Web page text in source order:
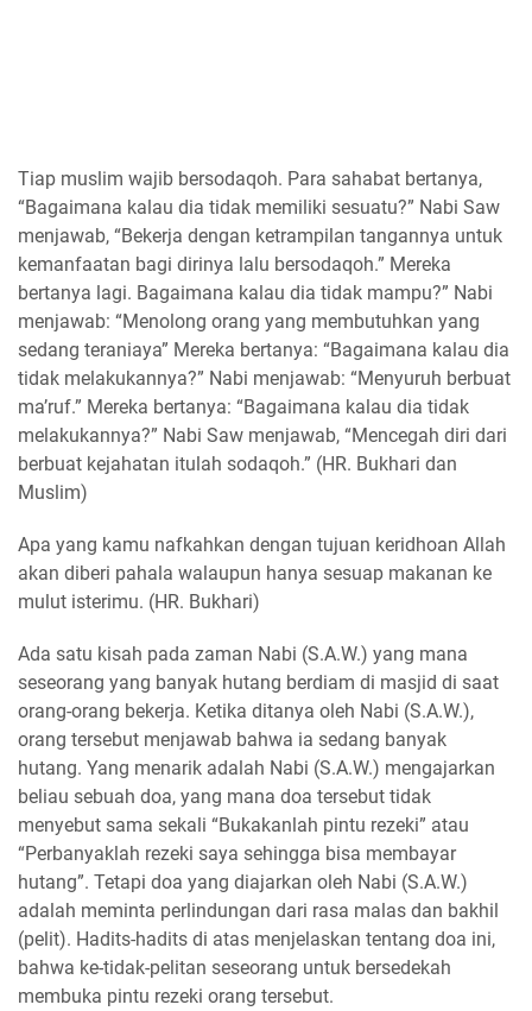
Tiap muslim wajib bersodaqoh. Para sahabat bertanya,
“Bagaimana kalau dia tidak memiliki sesuatu?” Nabi Saw
menjawab, “Bekerja dengan ketrampilan tangannya untuk
kemanfaatan bagi dirinya lalu bersodaqoh.” Mereka
bertanya lagi. Bagaimana kalau dia tidak mampu?” Nabi
menjawab: “Menolong orang yang membutuhkan yang
sedang teraniaya” Mereka bertanya: “Bagaimana kalau dia
tidak melakukannya?” Nabi menjawab: “Menyuruh berbuat
ma’ruf.” Mereka bertanya: “Bagaimana kalau dia tidak
melakukannya?” Nabi Saw menjawab, “Mencegah diri dari
berbuat kejahatan itulah sodaqoh.” (HR. Bukhari dan
Muslim)
Apa yang kamu nafkahkan dengan tujuan keridhoan Allah
akan diberi pahala walaupun hanya sesuap makanan ke
mulut isterimu. (HR. Bukhari)
Ada satu kisah pada zaman Nabi (S.A.W.) yang mana
seseorang yang banyak hutang berdiam di masjid di saat
orang-orang bekerja. Ketika ditanya oleh Nabi (S.A.W.),
orang tersebut menjawab bahwa ia sedang banyak
hutang. Yang menarik adalah Nabi (S.A.W.) mengajarkan
beliau sebuah doa, yang mana doa tersebut tidak
menyebut sama sekali “Bukakanlah pintu rezeki” atau
“Perbanyaklah rezeki saya sehingga bisa membayar
hutang”. Tetapi doa yang diajarkan oleh Nabi (S.A.W.)
adalah meminta perlindungan dari rasa malas dan bakhil
(pelit). Hadits-hadits di atas menjelaskan tentang doa ini,
bahwa ke-tidak-pelitan seseorang untuk bersedekah
membuka pintu rezeki orang tersebut.